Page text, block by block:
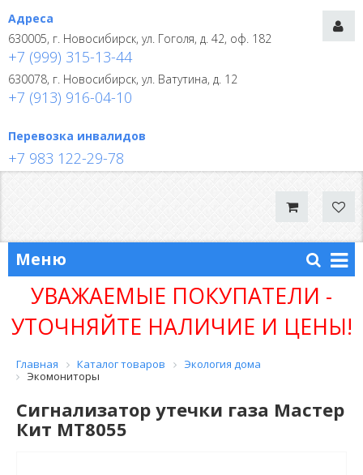
Адреса
630005, г. Новосибирск, ул. Гоголя, д. 42, оф. 182
+7 (999) 315-13-44
630078, г. Новосибирск, ул. Ватутина, д. 12
+7 (913) 916-04-10
Перевозка инвалидов
+7 983 122-29-78
Меню
УВАЖАЕМЫЕ ПОКУПАТЕЛИ -
УТОЧНЯЙТЕ НАЛИЧИЕ И ЦЕНЫ!
Главная Каталог товаров
Экология дома
Экомониторы
Сигнализатор утечки газа Мастер
Кит МТ8055